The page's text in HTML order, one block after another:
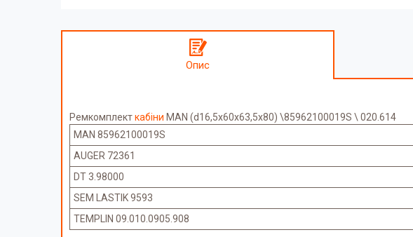
Опис
Ремкомплекткабіни MAN (d16,5x60x63,5x80) \85962100019S \ 020.614
MAN 85962100019S
AUGER 72361
DT 3.98000
SEM LASTIK 9593
TEMPLIN 09.010.0905.908